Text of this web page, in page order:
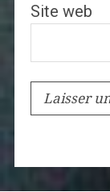
Site web